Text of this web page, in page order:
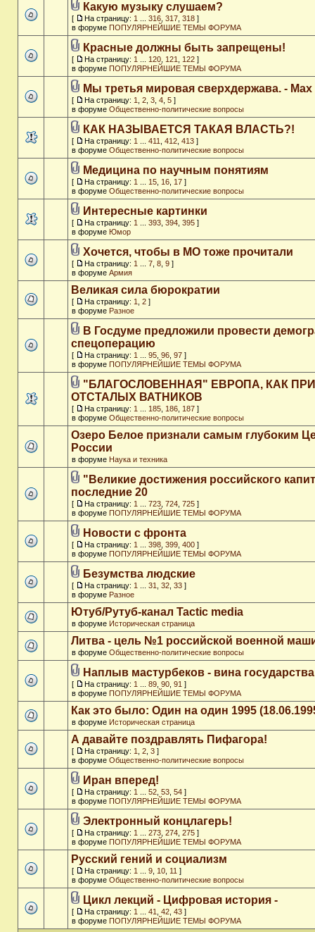
Какую музыку слушаем?
[ На страницу: 1 316 317 318 ]
в форуме ПОПУЛЯРНЕЙШИЕ ТЕМЫ ФОРУМА
Красные должны быть запрещены!
[ На страницу: 1 120 121 122 ]
в форуме ПОПУЛЯРНЕЙШИЕ ТЕМЫ ФОРУМА
Мы третья мировая сверхдержава. - Max
[ На страницу: 1 2 3 4 5 ]
в форуме Общественно-политические вопросы
КАК НАЗЫВАЕТСЯ ТАКАЯ ВЛАСТЬ?!
[ На страницу: 1 411 412 413 ]
в форуме Общественно-политические вопросы
Медицина по научным понятиям
[ На страницу: 1 15 16 17 ]
в форуме Общественно-политические вопросы
Интересные картинки
[ На страницу: 1 393 394 395 ]
в форуме Юмор
Хочется, чтобы в МО тоже прочитали
[ На страницу: 1 7 8 9 ]
в форуме Армия
Великая сила бюрократии
[ На страницу: 1 2 ]
в форуме Разное
В Госдуме предложили провести
спецоперацию
[ На страницу: 1 95 96 97 ]
в форуме ПОПУЛЯРНЕЙШИЕ ТЕМЫ ФОРУМА
"БЛАГОСЛОВЕННАЯ" ЕВРОПА, КАК
ОТСТАЛЫХ ВАТНИКОВ
[ На страницу: 1 185 186 187 ]
в форуме Общественно-политические вопросы
Озеро Белое признали самым глубоким
России
в форуме Наука и техника
"Великие достижения российского
последние 20
[ На страницу: 1 723 724 725 ]
в форуме ПОПУЛЯРНЕЙШИЕ ТЕМЫ ФОРУМА
Новости с фронта
[ На страницу: 1 398 399 400 ]
в форуме ПОПУЛЯРНЕЙШИЕ ТЕМЫ ФОРУМА
Безумства людские
[ На страницу: 1 31 32 33 ]
в форуме Разное
Ютуб/Рутуб-канал Tactic media
в форуме Историческая страница
Литва - цель №1 российской военной
в форуме Общественно-политические вопросы
Наплыв мастурбеков - вина государства
[ На страницу: 1 89 90 91 ]
в форуме ПОПУЛЯРНЕЙШИЕ ТЕМЫ ФОРУМА
Как это было: Один на один 1995
в форуме Историческая страница
А давайте поздравлять Пифагора!
[ На страницу: 1 2 3 ]
в форуме Общественно-политические вопросы
Иран вперед!
[ На страницу: 1 52 53 54 ]
в форуме ПОПУЛЯРНЕЙШИЕ ТЕМЫ ФОРУМА
Электронный концлагерь!
[ На страницу: 1 273 274 275 ]
в форуме ПОПУЛЯРНЕЙШИЕ ТЕМЫ ФОРУМА
Русский гений и социализм
[ На страницу: 1 9 10 11 ]
в форуме Общественно-политические вопросы
Цикл лекций - Цифровая история -
[ На страницу: 1 41 42 43 ]
в форуме ПОПУЛЯРНЕЙШИЕ ТЕМЫ ФОРУМА